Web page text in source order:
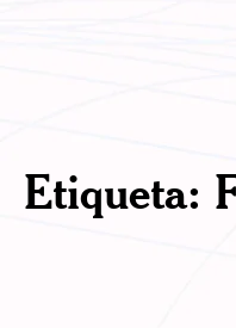
Etiqueta: